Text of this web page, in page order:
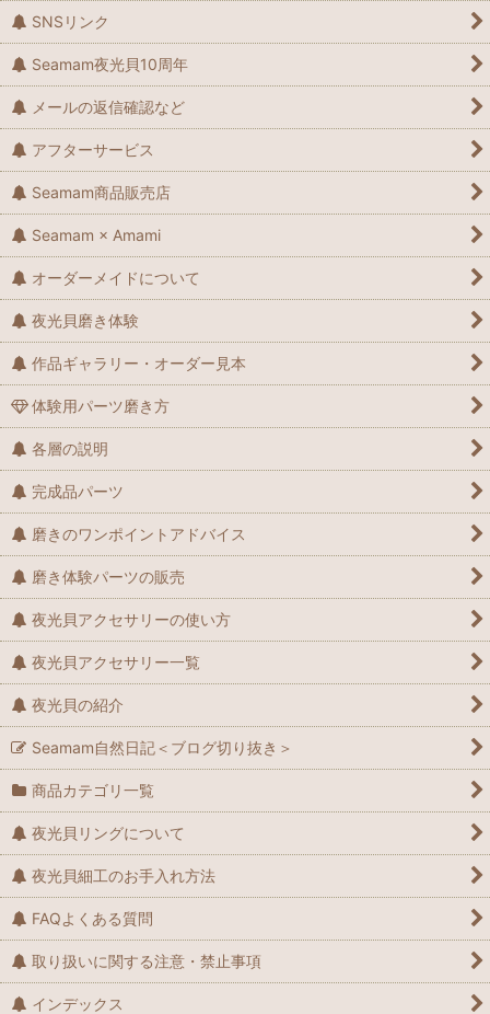
SNSリンク
Seamam夜光貝10周年
メールの返信確認など
アフターサービス
Seamam商品販売店
Seamam × Amami
オーダーメイドについて
夜光貝磨き体験
作品ギャラリー・オーダー見本
体験用パーツ磨き方
各層の説明
完成品パーツ
磨きのワンポイントアドバイス
磨き体験パーツの販売
夜光貝アクセサリーの使い方
夜光貝アクセサリー一覧
夜光貝の紹介
Seamam自然日記＜ブログ切り抜き＞
商品カテゴリ一覧
夜光貝リングについて
夜光貝細工のお手入れ方法
FAQよくある質問
取り扱いに関する注意・禁止事項
インデックス